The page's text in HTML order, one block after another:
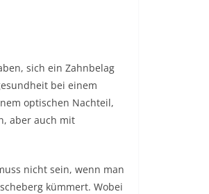
sich ein Zahnbelag
bei einem
optischen Nachteil,
aber auch mit
nicht sein, wenn man
kümmert. Wobei